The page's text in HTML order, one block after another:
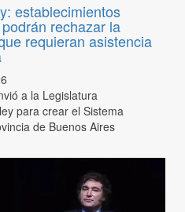
establecimientos
rechazar la
requieran asistencia
a la Legislatura
para crear el Sistema
de Buenos Aires